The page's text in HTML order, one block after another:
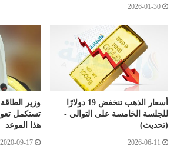
2026-01-30
أسعار الذهب تنخفض 19 دولارًا
للجلسة الخامسة على التوالي -
(تحديث)
2026-06-11
وزير
تستكمل
هذا الموعد
2020-09-17